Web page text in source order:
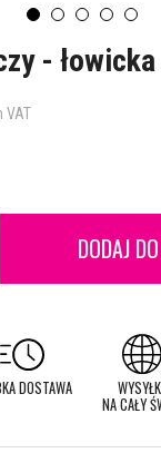
-
VAT
DODAJ
DOSTAWA
NA CAŁY